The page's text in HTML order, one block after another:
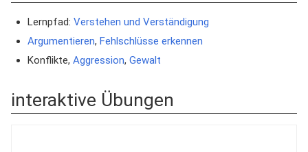
Lernpfad: Verstehen und Verständigung
Argumentieren, Fehlschlüsse erkennen
Konflikte, Aggression, Gewalt
interaktive Übungen